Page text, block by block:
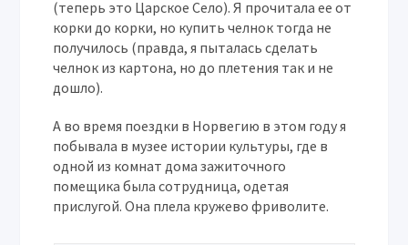
(теперь это Царское Село). Я прочитала ее от
корки до корки, но купить челнок тогда не
получилось (правда, я пыталась сделать
челнок из картона, но до плетения так и не
дошло).
А во время поездки в Норвегию в этом году я
побывала в музее истории культуры, где в
одной из комнат дома зажиточного
помещика была сотрудница, одетая
прислугой. Она плела кружево фриволите.